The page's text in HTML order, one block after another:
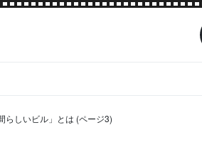
らしいビル」とは (ページ3)